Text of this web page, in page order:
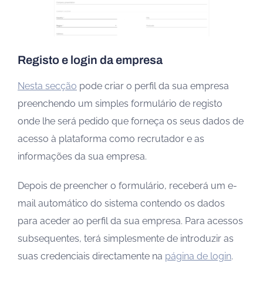
Registo e login da empresa
Nesta secção pode criar o perfil da sua empresa
preenchendo um simples formulário de registo
onde lhe será pedido que forneça os seus dados de
acesso à plataforma como recrutador e as
informações da sua empresa.
Depois de preencher o formulário, receberá um e-
mail automático do sistema contendo os dados
para aceder ao perfil da sua empresa. Para acessos
subsequentes, terá simplesmente de introduzir as
suas credenciais directamente na página de login.